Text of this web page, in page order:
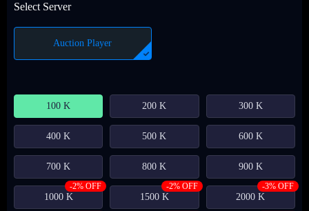
Select Server
Auction Player
100 K 200 K 300 K
400 K 500 K 600 K
700 K 800 K 900 K
1000 K
-2% OFF
1500 K
-2% OFF
2000 K
-3% OFF